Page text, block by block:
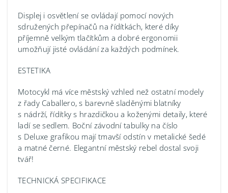
Displej i osvětlení se ovládají pomocí nových
sdružených přepínačů na řídítkách, které díky
příjemně velkým tlačítkům a dobré ergonomii
umožňují jisté ovládání za každých podmínek.
ESTETIKA
Motocykl má více městský vzhled než ostatní modely
z řady Caballero, s barevně sladěnými blatníky
s nádrží, řídítky s hrazdičkou a koženými detaily, které
ladí se sedlem. Boční závodní tabulky na číslo
s Deluxe grafikou mají tmavší odstín v metalické šedé
a matné černé. Elegantní městský rebel dostal svoji
tvář!
TECHNICKÁ SPECIFIKACE